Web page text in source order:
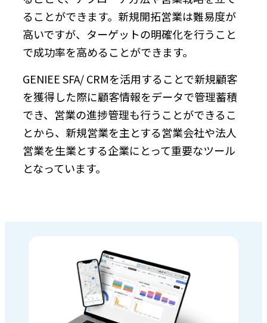
ることができます。新規開拓営業は難易度が
高いですが、ターゲットの明確化を行うこと
で成功率を高めることができます。
GENIEE SFA/ CRMを活用することで新規顧客
を獲得した際に顧客情報をデータで管理蓄積
でき、営業の進捗管理も行うことができるこ
とから、新規営業を主とする営業会社や法人
営業を生業とする企業にとって重要なツール
となっています。